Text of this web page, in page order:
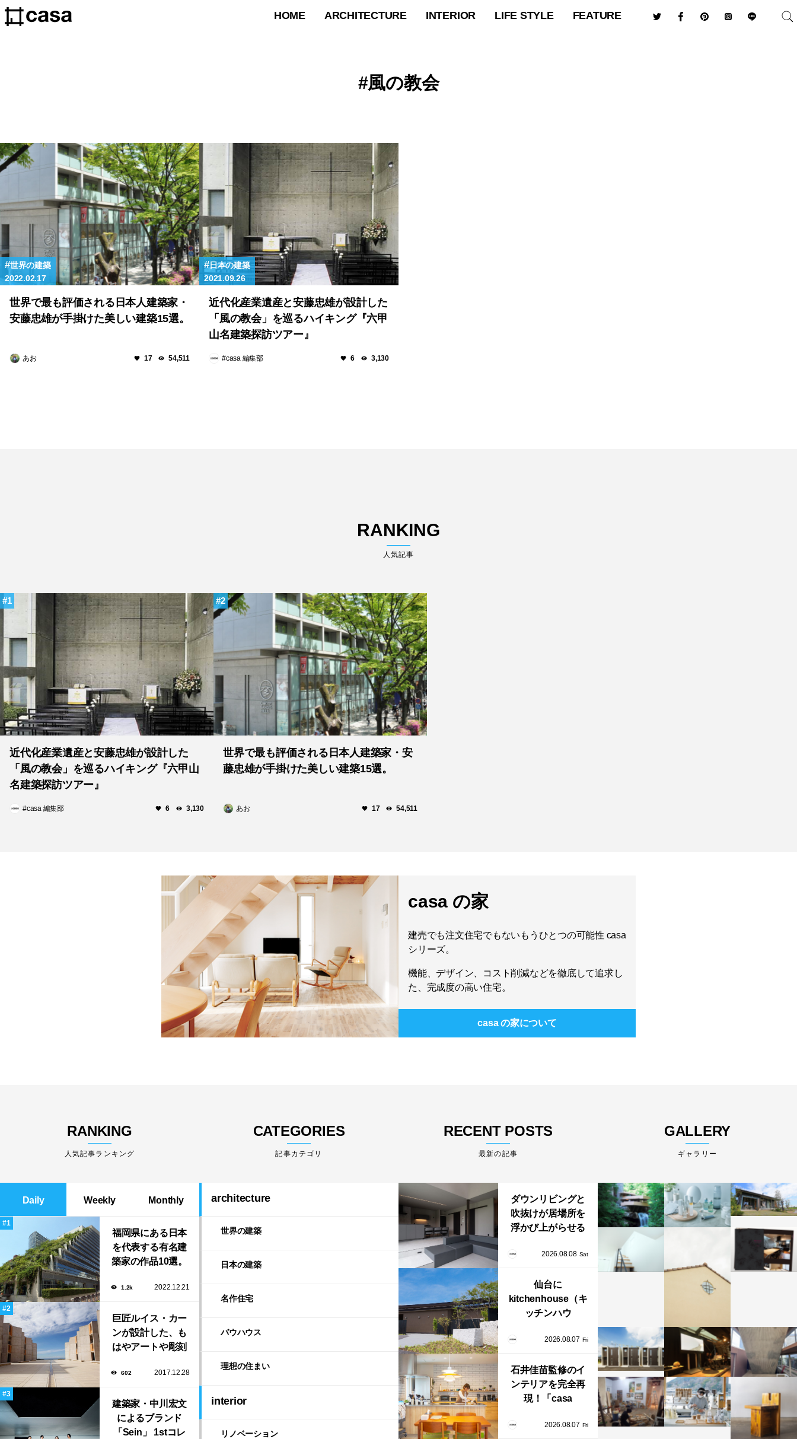
HOME ARCHITECTURE INTERIOR LIFE STYLE FEATURE
風の教会
世界の建築
2022.02.17
世界で最も評価される日本人建築家・
安藤忠雄が手掛けた美しい建築15選。
あお 17 54,511
日本の建築
2021.09.26
近代化産業遺産と安藤忠雄が設計した
「風の教会」を巡るハイキング『六甲
山名建築探訪ツアー』
#casa 編集部 6 3,130
RANKING
人気記事
1
近代化産業遺産と安藤忠雄が設計した
「風の教会」を巡るハイキング『六甲山
名建築探訪ツアー』
#casa 編集部 6 3,130
2
世界で最も評価される日本人建築家・安
藤忠雄が手掛けた美しい建築15選。
あお 17 54,511
casa の家
建売でも注文住宅でもないもうひとつの可能性 casa
シリーズ。
機能、デザイン、コスト削減などを徹底して追求し
た、完成度の高い住宅。
casa の家について
RANKING
人気記事ランキング
Daily Weekly Monthly
福岡県にある日本
を代表する有名建
築家の作品10選。
タバから磯崎新に
1.2k 2022.12.21
巨匠ルイス・カー
ンが設計した、も
はやアートや彫刻
研究所」。
602 2017.12.28
建築家・中川宏文
によるブランド
「Sein」 1stコレ
CATEGORIES
architecture
世界の建築
日本の建築
名作住宅
バウハウス
理想の住まい
interior
リノベーション
RECENT POSTS
最新の記事
ダウンリビングと
吹抜けが居場所を
浮かび上がらせる
上がる住まい」の
2026.08.08 Sat
仙台に
kitchenhouse（キ
ッチンハウ
（グラフテクト）
型ショールームが
オープン！
2026.08.07 Fri
石井佳苗監修のイ
ンテリアを完全再
現！「casa
リンネル）」で叶
2026.08.07 Fri
GALLERY
ギャラリー